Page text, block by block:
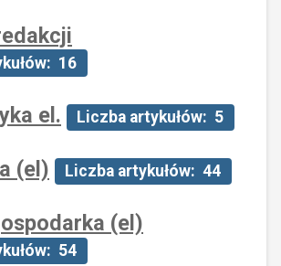
16
el. Liczba artykułów: 5
(el) Liczba artykułów: 44
(el)
54